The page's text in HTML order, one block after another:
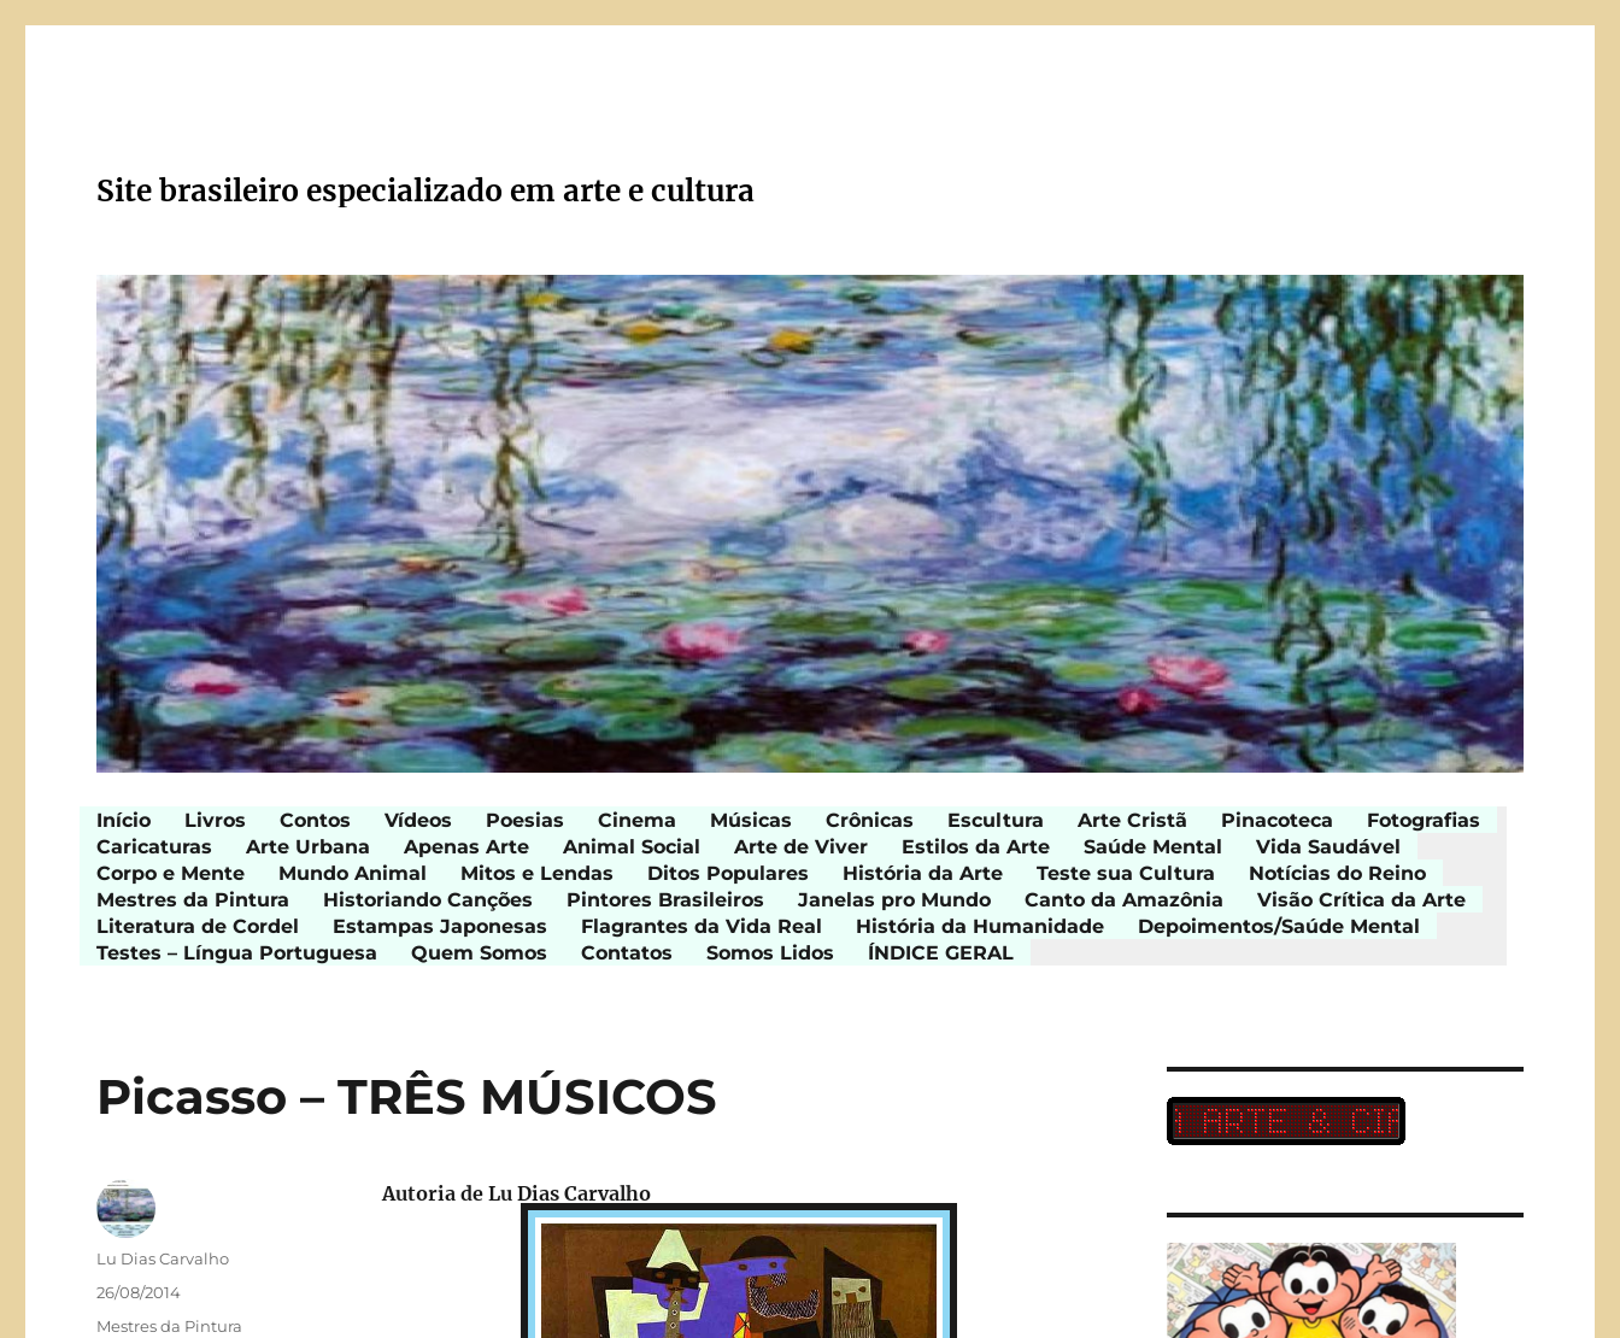
Site brasileiro especializado em arte e cultura
Início Livros Contos Vídeos Poesias Cinema Músicas Crônicas Escultura Arte Cristã Pinacoteca
Fotografias
Caricaturas
Arte Urbana Apenas Arte Animal Social Arte de Viver Estilos da Arte Saúde Mental
Vida Saudável
Corpo e Mente
Mundo Animal Mitos e Lendas Ditos Populares História da Arte Teste sua Cultura
Notícias do Reino
Mestres da Pintura
Historiando Canções Pintores Brasileiros Janelas pro Mundo Canto da Amazônia
Visão Crítica da Arte
Literatura de Cordel
Estampas Japonesas Flagrantes da Vida Real História da Humanidade
Depoimentos/Saúde Mental
Testes – Língua Portuguesa
Quem Somos Contatos Somos Lidos ÍNDICE GERAL
Picasso – TRÊS MÚSICOS
Autoria de Lu Dias Carvalho
Autor
Lu Dias Carvalho
Publicado
em
26/08/2014
Categorias
Mestres da Pintura